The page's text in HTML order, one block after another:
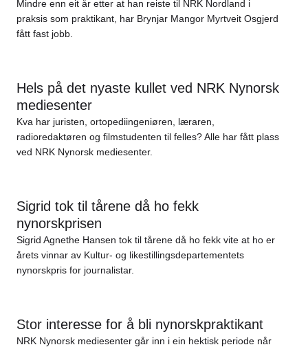
Mindre enn eit år etter at han reiste til NRK Nordland i
praksis som praktikant, har Brynjar Mangor Myrtveit Osgjerd
fått fast jobb.
Hels på det nyaste kullet ved NRK Nynorsk
mediesenter
Kva har juristen, ortopediingeniøren, læraren,
radioredaktøren og filmstudenten til felles? Alle har fått plass
ved NRK Nynorsk mediesenter.
Sigrid tok til tårene då ho fekk
nynorskprisen
Sigrid Agnethe Hansen tok til tårene då ho fekk vite at ho er
årets vinnar av Kultur- og likestillingsdepartementets
nynorskpris for journalistar.
Stor interesse for å bli nynorskpraktikant
NRK Nynorsk mediesenter går inn i ein hektisk periode når